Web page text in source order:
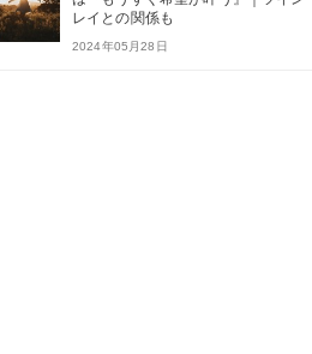
レイとの関係も
2024年05月28日